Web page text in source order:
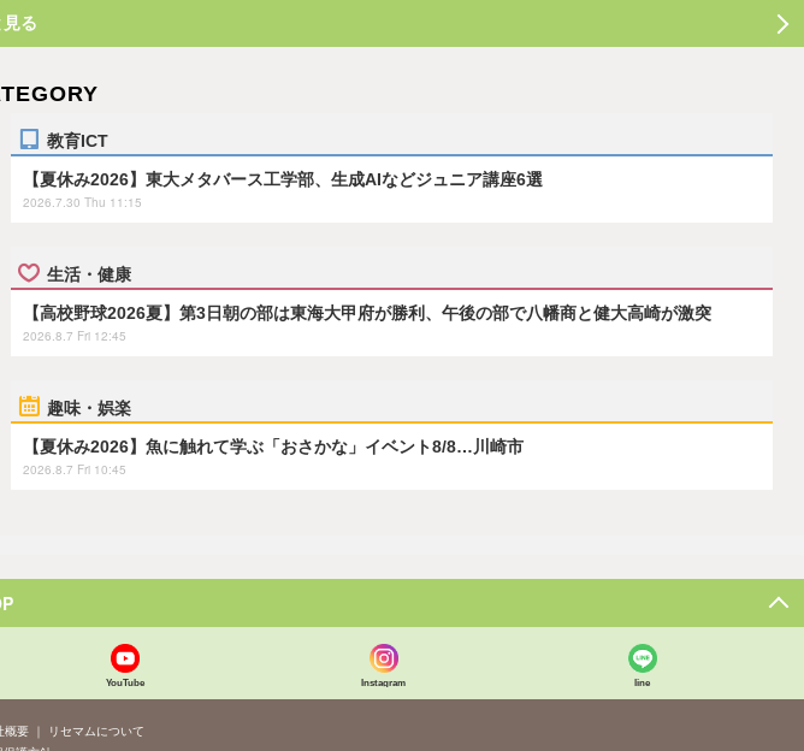
見る
教育ICT
【夏休み2026】東大メタバース工学部、生成AIなどジュニア講座6選
2026.7.30 Thu 11:15
生活・健康
【高校野球2026夏】第3日朝の部は東海大甲府が勝利、午後の部で八幡商と健大高崎が激突
2026.8.7 Fri 12:45
趣味・娯楽
【夏休み2026】魚に触れて学ぶ「おさかな」イベント8/8…川崎市
2026.8.7 Fri 10:45
YouTube Instagram line
概要
リセマムについて